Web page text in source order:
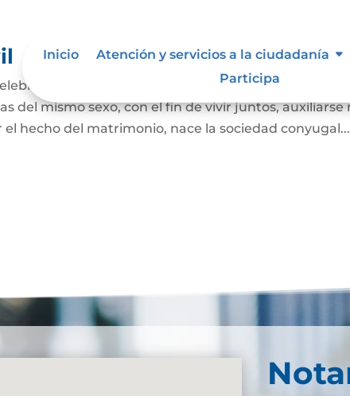
Inicio Atención y servicios a la ciudadanía
Participa
ante juez o notario, por el cual se unen
del mismo sexo, con el fin de vivir juntos,
hecho del matrimonio, nace la sociedad conyugal...